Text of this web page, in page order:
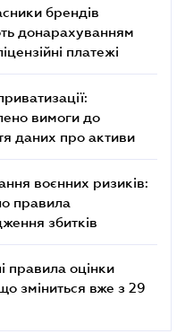
брендів
донарахуванням
платежі
вимоги до
даних про активи
воєнних ризиків:
правила
збитків
правила оцінки
зміниться вже з 29